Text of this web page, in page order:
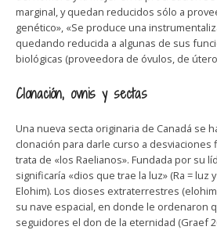
marginal, y quedan reducidos sólo a
genético», «Se produce una
quedando reducida a algunas de sus
biológicas (proveedora de óvulos, de
Clonación, ovnis y sectas
Una nueva secta originaria de Canadá se
clonación para darle curso a desviaciones
trata de «los Raelianos». Fundada por su
significaría «dios que trae la luz» (Ra = luz
Elohim). Los dioses extraterrestres
su nave espacial, en donde le ordenaron
seguidores el don de la eternidad (Graef